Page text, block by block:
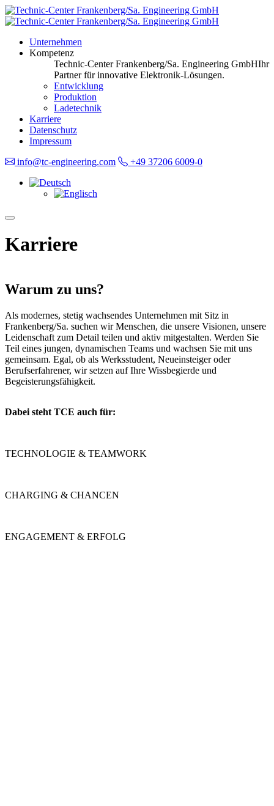
Unternehmen
Kompetenz
Technic-Center Frankenberg/Sa. Engineering GmbHIhr
Partner für innovative Elektronik-Lösungen.
Entwicklung
Produktion
Ladetechnik
Karriere
Datenschutz
Impressum
info@tc-engineering.com
+49 37206 6009-0
Karriere
Warum zu uns?
Als modernes, stetig wachsendes Unternehmen mit Sitz in
Frankenberg/Sa. suchen wir Menschen, die unsere Visionen, unsere
Leidenschaft zum Detail teilen und aktiv mitgestalten. Werden Sie
Teil eines jungen, dynamischen Teams und wachsen Sie mit uns
gemeinsam. Egal, ob als Werksstudent, Neueinsteiger oder
Berufserfahrener, wir setzen auf Ihre Wissbegierde und
Begeisterungsfähigkeit.
Dabei steht TCE auch für:
TECHNOLOGIE & TEAMWORK
CHARGING & CHANCEN
ENGAGEMENT & ERFOLG